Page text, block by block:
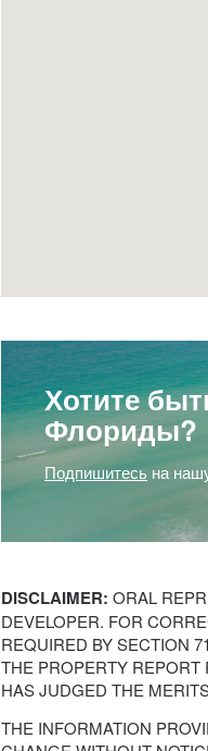
Хотите
Флориды?
Подпишитесьна
DISCLAIMER: ORAL
DEVELOPER. FOR
REQUIRED BY SECTION
THE PROPERTY REPORT
HAS JUDGED THE
THE INFORMATION